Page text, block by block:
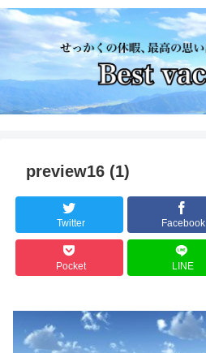
preview16 (1)
Twitter Facebook
Pocket LINE